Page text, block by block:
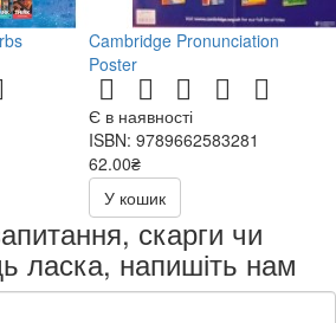
Cambridge Pronunciation
Poster
Є в наявності
ISBN: 9789662583281
62.00₴
У кошик
скарги чи
ласка, напишіть нам